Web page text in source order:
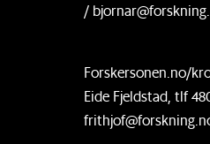
/
Forskersonen.no/
Eide Fjeldstad, tlf